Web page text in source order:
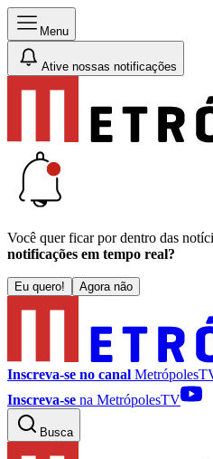
Menu
Ative nossas notificações
Você quer ficar por dentro das
notificações em tempo real?
Eu quero! Agora não
Inscreva-se no canal
Inscreva-se na MetrópolesTV
Busca